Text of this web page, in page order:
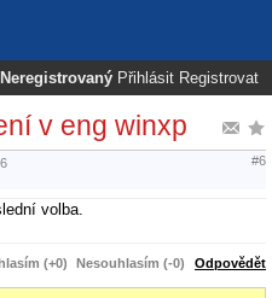
Neregistrovaný Přihlásit Registrovat
v eng winxp
#6
volba.
(+0) Nesouhlasím (-0) Odpovědět